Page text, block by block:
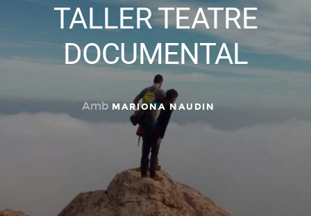
TALLER TEATRE
DOCUMENTAL
Amb MARIONA NAUDIN